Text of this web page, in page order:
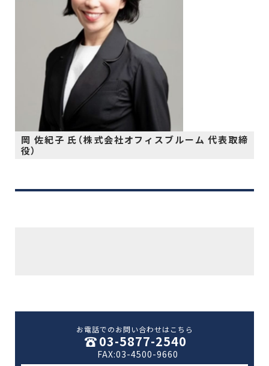
岡 佐紀子 氏（株式会社オフィスブルーム 代表取締
役）
お電話でのお問い合わせはこちら
03-5877-2540
FAX:03-4500-9660